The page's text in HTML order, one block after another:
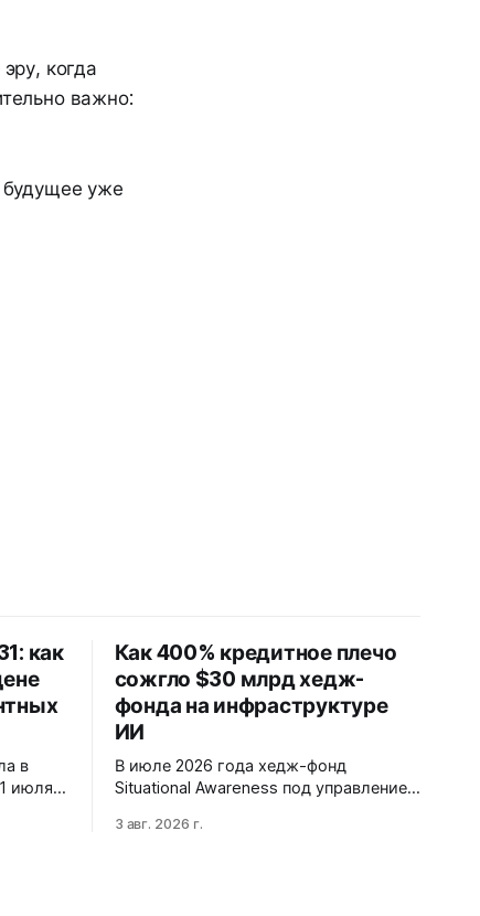
когда
важно:
уже
как
в
июля
и
Как 400% кредитное плечо
сожгло $30 млрд хедж-
фонда на инфраструктуре
ИИ
В июле 2026 года хедж-фонд
Situational Awareness под управлением
Ашенбреннера ликвидировал
3 авг. 2026 г.